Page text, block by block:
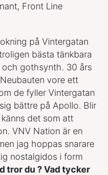
Front Line
på Vintergatan
bästa tänkbara
gothsynth. 30 års
vore ett
de fyller Vintergatan
bättre på Apollo. Blir
det som att
VNV Nation är en
jag hoppas snarare
nostalgidos i form
tror du ? Vad tycker